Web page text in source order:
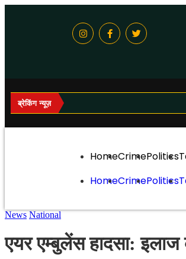
ब्रेकिंग न्यूज़
HomeCrimePolitics
HomeCrimePolitics
News National
एयर एम्बुलेंस हादसा: इलाज